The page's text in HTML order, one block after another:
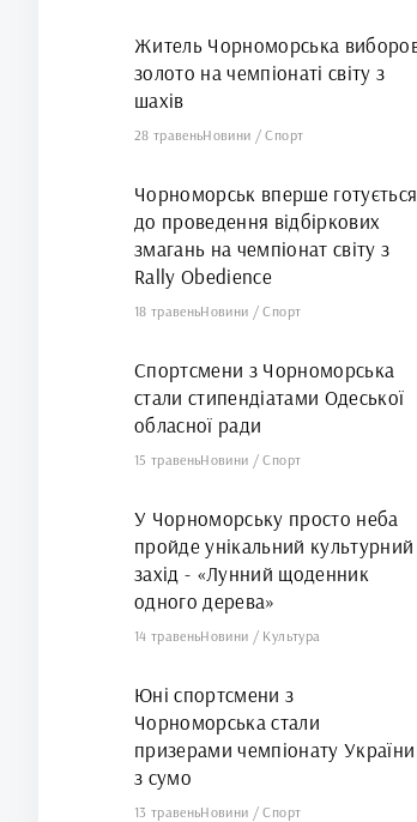
Житель Чорноморська
золото на чемпіонаті світу з
шахів
28 травеньНовини /Спорт
Чорноморськ вперше готується
до проведення відбіркових
змагань на чемпіонат світу з
Rally Obedience
18 травеньНовини /Спорт
Спортсмени з Чорноморська
стали стипендіатами Одеської
обласної ради
15 травеньНовини /Спорт
У Чорноморську просто неба
пройде унікальний культурний
захід - «Лунний щоденник
одного дерева»
14 травеньНовини / Культура
Юні спортсмени з
Чорноморська стали
призерами чемпіонату України
з сумо
13 травеньНовини /Спорт